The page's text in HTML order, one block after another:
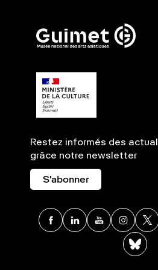
Restez informés des
grâce notre newsletter
S'abonner
Facebook
Linkedin